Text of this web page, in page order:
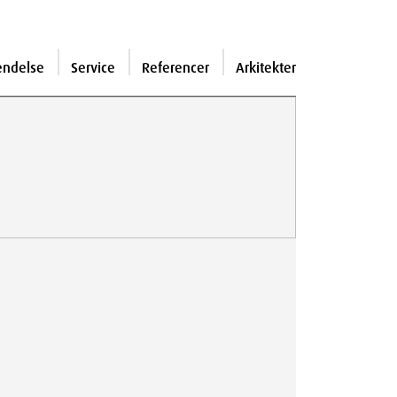
Service Referencer Arkitekter